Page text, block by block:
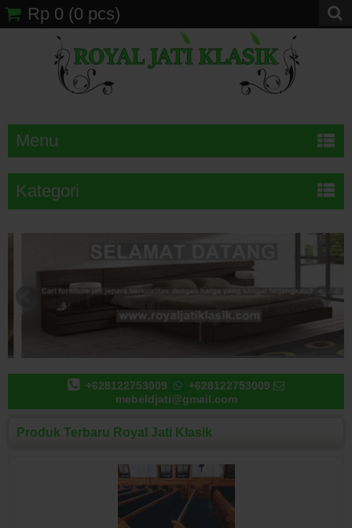
Rp 0 (0 pcs)
Menu
Kategori
+628122753009
+628122753009
mebeldjati@gmail.com
Produk Terbaru Royal Jati Klasik